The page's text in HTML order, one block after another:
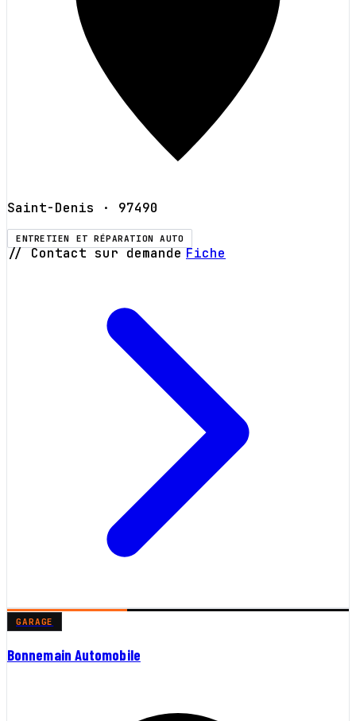
Saint-Denis · 97490
ENTRETIEN ET RÉPARATION AUTO
// Contact sur demande Fiche
GARAGE
Bonnemain Automobile